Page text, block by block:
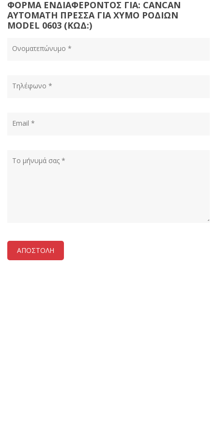
ΦΟΡΜΑ ΕΝΔΙΑΦΕΡΟΝΤΟΣ ΓΙΑ: CANCAN
ΑΥΤΟΜΑΤΗ ΠΡΕΣΣΑ ΓΙΑ ΧΥΜΟ ΡΟΔΙΩΝ
MODEL 0603 (ΚΩΔ:)
ΑΠΟΣΤΟΛΗ